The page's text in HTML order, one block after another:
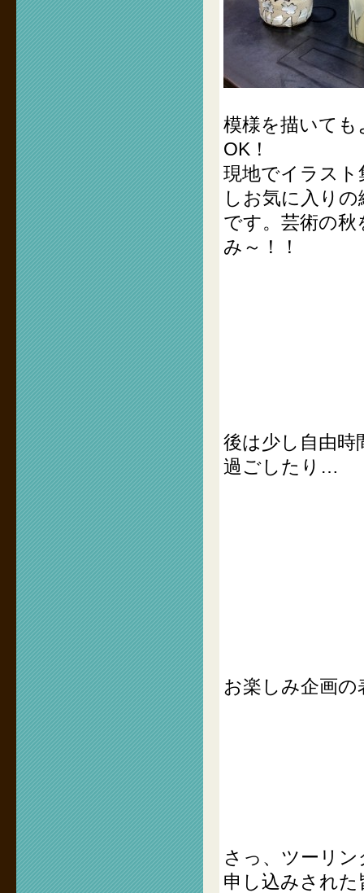
模様を描いて
OK！
現地でイラス
しお気に入り
です。芸術の
み～！！
後は少し自由
過ごしたり…
お楽しみ企画
さっ、ツーリ
申し込みされ